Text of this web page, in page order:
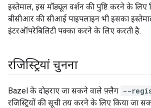
इस्तेमाल, इस मॉड्यूल वर्शन की पुष्टि करने के लिए
बीसीआर की सीआई पाइपलाइन भी इसका
इंटरऑपरेबिलिटी पक्का करने के लिए करती है.
रजिस्ट्रियां चुनना
Bazel के दोहराए जा सकने वाले फ़्लैग --
रजिस्ट्रियों की सूची तय करने के लिए किया जा